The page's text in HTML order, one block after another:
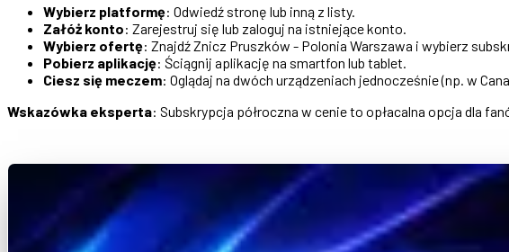
Wybierz platformę: Odwiedź stronę lub inną z listy.
Załóż konto: Zarejestruj się lub zaloguj na istniejące konto.
Wybierz ofertę: Znajdź Znicz Pruszków - Polonia Warszawa i wybierz
Pobierz aplikację: Ściągnij aplikację na smartfon lub tablet.
Ciesz się meczem: Oglądaj na dwóch urządzeniach jednocześnie (np. w
Wskazówka eksperta: Subskrypcja półroczna w cenie to opłacalna opcja dla